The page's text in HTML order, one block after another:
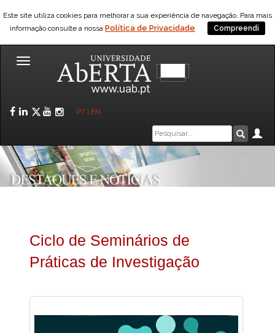
Este site utiliza cookies para melhorar a sua experiência de navegação. Para mais
informação consulte a nossa Política de Privacidade Compreendi
Toggle
Facebook
LinkedIn
Twitter
YouTube
Instagram
PT EN
Caixa
de
pesquisa
Ciclo de Seminários de
Práticas de Investigação